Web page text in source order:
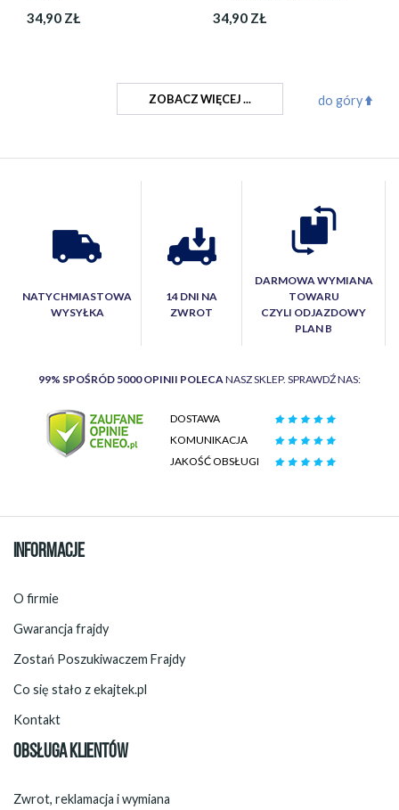
34,90 ZŁ 34,90 ZŁ
ZOBACZ WIĘCEJ ... do góry
NATYCHMIASTOWA
WYSYŁKA
14 DNI NA
ZWROT
DARMOWA WYMIANA
TOWARU
CZYLI ODJAZDOWY
PLAN B
99% SPOŚRÓD 5000 OPINII POLECANASZ SKLEP. SPRAWDŹ NAS:
DOSTAWA
KOMUNIKACJA
JAKOŚĆ OBSŁUGI
INFORMACJE
O firmie
Gwarancja frajdy
Zostań Poszukiwaczem Frajdy
Co się stało z ekajtek.pl
Kontakt
OBSŁUGA KLIENTÓW
Zwrot, reklamacja i wymiana